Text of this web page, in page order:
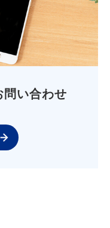
問い合わせ